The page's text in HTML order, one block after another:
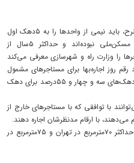
سازنده‌ها با دریافت زمین دولتی در این طرح، باید نیمی از واحدها را به ۵دهک اول
اجاره‌نشین که در ۵سال گذشته،‌ صاحب مسکن‌ملی نبوده‌اند و حداکثر ۵سال از
را وزارت راه و شهرسازی معرفی می‌کند
دریافتی از آنها حداکثر ۳۵درصد رقم روز اجاره‌بها برای مستاجرهای مشمول
دهک‌های یک و دو، ۴۵درصد رقم روز برای دهک‌های سه و چهار و ۵۵درصد برای دهک
با توافقی که با مستاجرهای خارج از
می‌دهند، با ارقام مدنظرشان اجاره دهند.
مساحت واحدهای ساخته‌شده در طرح باید حداکثر ۷۰مترمربع در تهران و ۷۵مترمربع در